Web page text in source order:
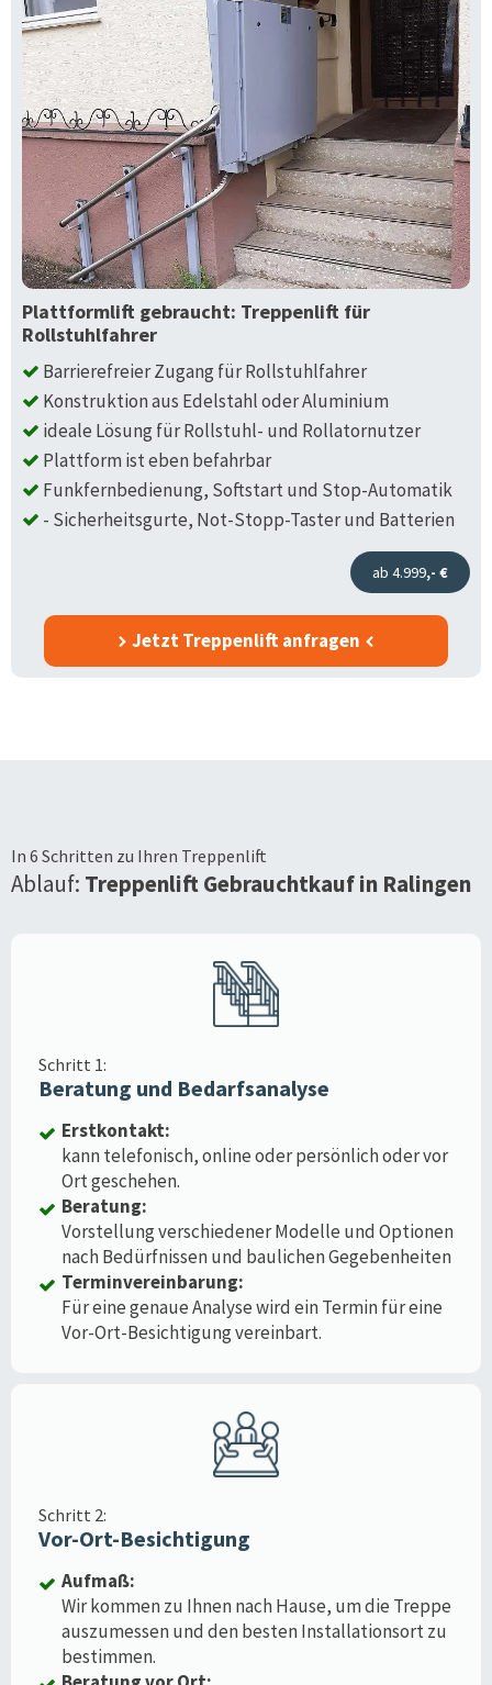
Plattformlift gebraucht: Treppenlift für
Rollstuhlfahrer
Barrierefreier Zugang für Rollstuhlfahrer
Konstruktion aus Edelstahl oder Aluminium
ideale Lösung für Rollstuhl- und Rollatornutzer
Plattform ist eben befahrbar
Funkfernbedienung, Softstart und Stop-Automatik
- Sicherheitsgurte, Not-Stopp-Taster und Batterien
ab 4.999,- €
Jetzt Treppenlift anfragen
In 6 Schritten zu Ihren Treppenlift
Ablauf: Treppenlift Gebrauchtkauf in Ralingen
Schritt 1:
Beratung und Bedarfsanalyse
Erstkontakt:
kann telefonisch, online oder persönlich oder vor
Ort geschehen.
Beratung:
Vorstellung verschiedener Modelle und Optionen
nach Bedürfnissen und baulichen Gegebenheiten
Terminvereinbarung:
Für eine genaue Analyse wird ein Termin für eine
Vor-Ort-Besichtigung vereinbart.
Schritt 2:
Vor-Ort-Besichtigung
Aufmaß:
Wir kommen zu Ihnen nach Hause, um die Treppe
auszumessen und den besten Installationsort zu
bestimmen.